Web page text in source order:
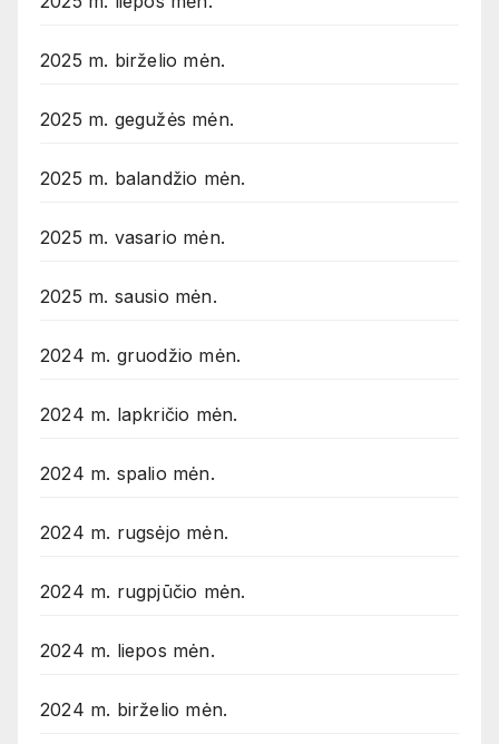
2025 m. birželio mėn.
2025 m. gegužės mėn.
2025 m. balandžio mėn.
2025 m. vasario mėn.
2025 m. sausio mėn.
2024 m. gruodžio mėn.
2024 m. lapkričio mėn.
2024 m. spalio mėn.
2024 m. rugsėjo mėn.
2024 m. rugpjūčio mėn.
2024 m. liepos mėn.
2024 m. birželio mėn.